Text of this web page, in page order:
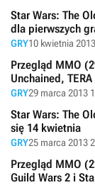
Star Wars: The
dla pierwszych
GRY10 kwietnia
Przegląd MMO
Unchained,
GRY29 marca 2013
Star Wars: The
się 14 kwietnia
GRY25 marca 2013
Przegląd MMO
Guild Wars 2 i